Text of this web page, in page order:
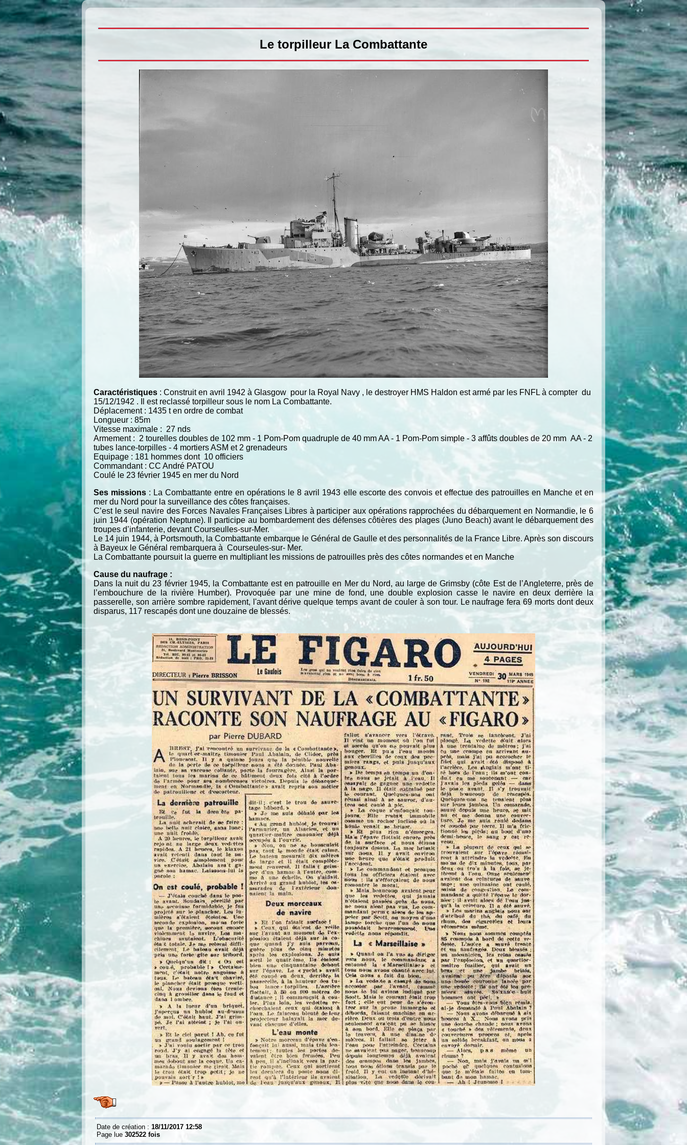
Le torpilleur La Combattante
Caractéristiques : Construit en avril 1942 à Glasgow pour la Royal Navy , le destroyer HMS Haldon est armé par les FNFL à compter du
15/12/1942 . Il est reclassé torpilleur sous le nom La Combattante.
Déplacement : 1435 t en ordre de combat
Longueur : 85m
Vitesse maximale : 27 nds
Armement : 2 tourelles doubles de 102 mm - 1 Pom-Pom quadruple de 40 mm AA - 1 Pom-Pom simple - 3 affûts doubles de 20 mm AA - 2
tubes lance-torpilles - 4 mortiers ASM et 2 grenadeurs
Equipage : 181 hommes dont 10 officiers
Commandant : CC André PATOU
Coulé le 23 février 1945 en mer du Nord
Ses missions : La Combattante entre en opérations le 8 avril 1943 elle escorte des convois et effectue des patrouilles en Manche et en
mer du Nord pour la surveillance des côtes françaises.
C’est le seul navire des Forces Navales Françaises Libres à participer aux opérations rapprochées du débarquement en Normandie, le 6
juin 1944 (opération Neptune). Il participe au bombardement des défenses côtières des plages (Juno Beach) avant le débarquement des
troupes d’infanterie, devant Courseulles-sur-Mer.
Le 14 juin 1944, à Portsmouth, la Combattante embarque le Général de Gaulle et des personnalités de la France Libre. Après son discours
à Bayeux le Général rembarquera à Courseules-sur- Mer.
La Combattante poursuit la guerre en multipliant les missions de patrouilles près des côtes normandes et en Manche
Cause du naufrage :
Dans la nuit du 23 février 1945, la Combattante est en patrouille en Mer du Nord, au large de Grimsby (côte Est de l’Angleterre, près de
l’embouchure de la rivière Humber). Provoquée par une mine de fond, une double explosion casse le navire en deux derrière la
passerelle, son arrière sombre rapidement, l'avant dérive quelque temps avant de couler à son tour. Le naufrage fera 69 morts dont deux
disparus, 117 rescapés dont une douzaine de blessés.
Date de création : 18/11/2017 12:58
Page lue 302522 fois